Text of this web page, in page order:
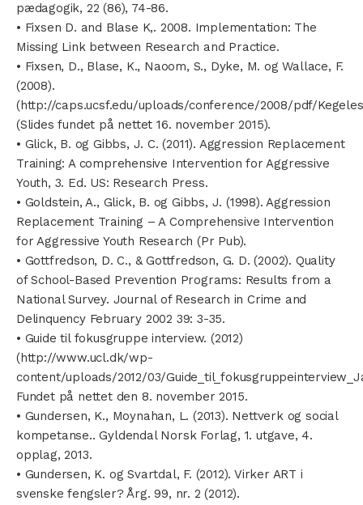
pædagogik, 22 (86), 74-86.
• Fixsen D. and Blase K,. 2008. Implementation: The
Missing Link between Research and Practice.
• Fixsen, D., Blase, K., Naoom, S., Dyke, M. og Wallace, F.
(2008).
(http://caps.ucsf.edu/uploads/conference/2008/pdf/
(Slides fundet på nettet 16. november 2015).
• Glick, B. og Gibbs, J. C. (2011). Aggression Replacement
Training: A comprehensive Intervention for Aggressive
Youth, 3. Ed. US: Research Press.
• Goldstein, A., Glick, B. og Gibbs, J. (1998). Aggression
Replacement Training – A Comprehensive Intervention
for Aggressive Youth Research (Pr Pub).
• Gottfredson, D. C., & Gottfredson, G. D. (2002). Quality
of School-Based Prevention Programs: Results from a
National Survey. Journal of Research in Crime and
Delinquency February 2002 39: 3-35.
• Guide til fokusgruppe interview. (2012)
(http://www.ucl.dk/wp-
content/uploads/2012/03/
Fundet på nettet den 8. november 2015.
• Gundersen, K., Moynahan, L. (2013). Nettverk og social
kompetanse.. Gyldendal Norsk Forlag, 1. utgave, 4.
opplag, 2013.
• Gundersen, K. og Svartdal, F. (2012). Virker ART i
svenske fengsler? Årg. 99, nr. 2 (2012).